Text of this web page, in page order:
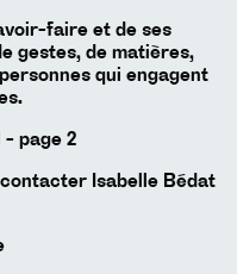
faire et de ses
gestes, de matières,
qui engagent
- page 2
Isabelle Bédat